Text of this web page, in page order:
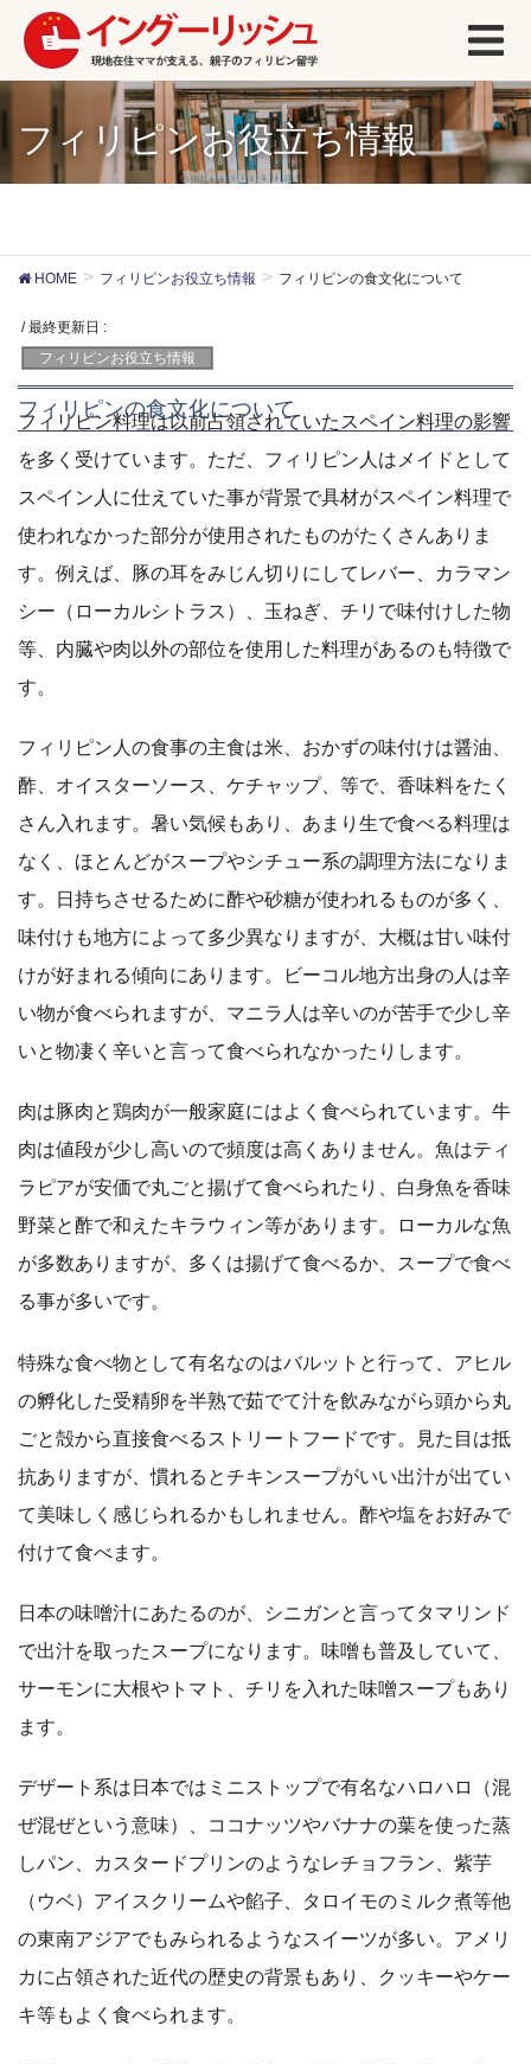
フィリピンお役立ち情報
HOME フィリピンお役立ち情報 フィリピンの食文化について
/ 最終更新日 :
フィリピンお役立ち情報
フィリピンの食文化について
フィリピン料理は以前占領されていたスペイン料理の影響
を多く受けています。ただ、フィリピン人はメイドとして
スペイン人に仕えていた事が背景で具材がスペイン料理で
使われなかった部分が使用されたものがたくさんありま
す。例えば、豚の耳をみじん切りにしてレバー、カラマン
シー（ローカルシトラス）、玉ねぎ、チリで味付けした物
等、内臓や肉以外の部位を使用した料理があるのも特徴で
す。
フィリピン人の食事の主食は米、おかずの味付けは醤油、
酢、オイスターソース、ケチャップ、等で、香味料をたく
さん入れます。暑い気候もあり、あまり生で食べる料理は
なく、ほとんどがスープやシチュー系の調理方法になりま
す。日持ちさせるために酢や砂糖が使われるものが多く、
味付けも地方によって多少異なりますが、大概は甘い味付
けが好まれる傾向にあります。ビーコル地方出身の人は辛
い物が食べられますが、マニラ人は辛いのが苦手で少し辛
いと物凄く辛いと言って食べられなかったりします。
肉は豚肉と鶏肉が一般家庭にはよく食べられています。牛
肉は値段が少し高いので頻度は高くありません。魚はティ
ラピアが安価で丸ごと揚げて食べられたり、白身魚を香味
野菜と酢で和えたキラウィン等があります。ローカルな魚
が多数ありますが、多くは揚げて食べるか、スープで食べ
る事が多いです。
特殊な食べ物として有名なのはバルットと行って、アヒル
の孵化した受精卵を半熟で茹でて汁を飲みながら頭から丸
ごと殻から直接食べるストリートフードです。見た目は抵
抗ありますが、慣れるとチキンスープがいい出汁が出てい
て美味しく感じられるかもしれません。酢や塩をお好みで
付けて食べます。
日本の味噌汁にあたるのが、シニガンと言ってタマリンド
で出汁を取ったスープになります。味噌も普及していて、
サーモンに大根やトマト、チリを入れた味噌スープもあり
ます。
デザート系は日本ではミニストップで有名なハロハロ（混
ぜ混ぜという意味）、ココナッツやバナナの葉を使った蒸
しパン、カスタードプリンのようなレチョフラン、紫芋
（ウベ）アイスクリームや餡子、タロイモのミルク煮等他
の東南アジアでもみられるようなスイーツが多い。アメリ
カに占領された近代の歴史の背景もあり、クッキーやケー
キ等もよく食べられます。